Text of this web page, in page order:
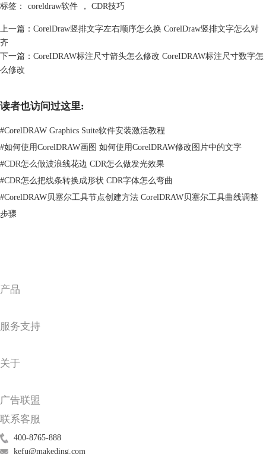
接下来如图3所示，选中不需要添加下划线的文字，然后点击下划线下拉
栏中的“无”，就成功缩短文字下划线了。
2、调整字距
距，数值越大，字距越大，下划线就越长。扩大或缩小字符间距的同时，
标签： coreldraw软件 ， CDR技巧
上一篇： CorelDraw竖排文字左右顺序怎么换 CorelDraw竖排文字怎么对
齐
下一篇： CoreIDRAW标注尺寸箭头怎么修改 CoreIDRAW标注尺寸数字怎
么修改
读者也访问过这里:
#CorelDRAW Graphics Suite软件安装激活教程
#如何使用CorelDRAW画图 如何使用CorelDRAW修改图片中的文字
#CDR怎么做波浪线花边 CDR怎么做发光效果
#CDR怎么把线条转换成形状 CDR字体怎么弯曲
#CorelDRAW贝塞尔工具节点创建方法 CorelDRAW贝塞尔工具曲线调整
步骤
产品
服务支持
关于
广告联盟
联系客服
400-8765-888
kefu@makeding.com